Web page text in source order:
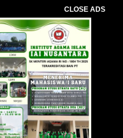
CLOSE ADS